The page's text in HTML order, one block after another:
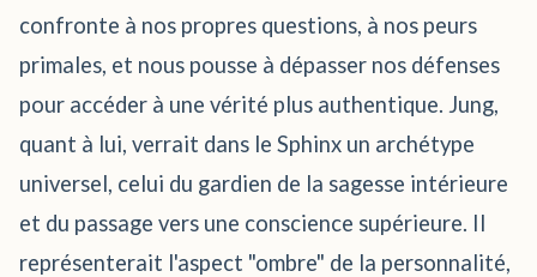
confronte à nos propres questions, à nos peurs
primales, et nous pousse à dépasser nos défenses
pour accéder à une vérité plus authentique. Jung,
quant à lui, verrait dans le Sphinx un archétype
universel, celui du gardien de la sagesse intérieure
et du passage vers une conscience supérieure. Il
représenterait l'aspect "ombre" de la personnalité,